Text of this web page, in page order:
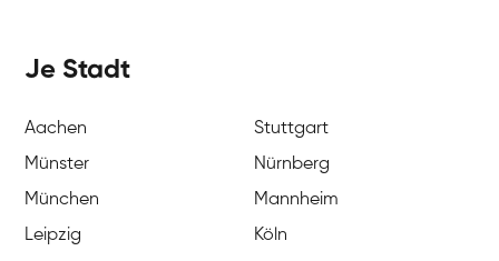
Je Stadt
Aachen
Stuttgart
Münster
Nürnberg
München
Mannheim
Leipzig
Köln